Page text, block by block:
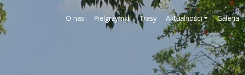
O nas Pielgrzymki Trasy Aktualności Galeria